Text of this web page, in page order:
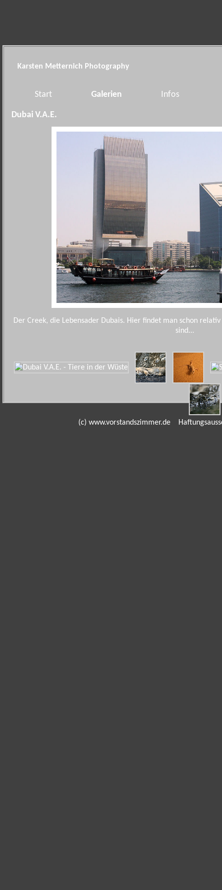
Karsten Metternich Photography
Start Galerien Infos
Dubai V.A.E.
Der Creek, die Lebensader Dubais. Hier findet man schon
sind...
(c) www.vorstandszimmer.de